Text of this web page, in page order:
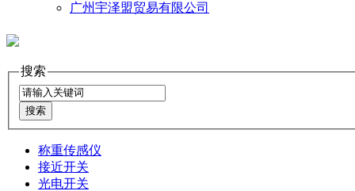
广州宇泽盟贸易有限公司
搜索
称重传感仪
接近开关
光电开关